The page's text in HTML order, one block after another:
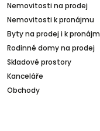
Nemovitosti na prodej
Nemovitosti k pronájmu
Byty na prodej i k
Rodinné domy na prodej
Skladové prostory
Kanceláře
Obchody